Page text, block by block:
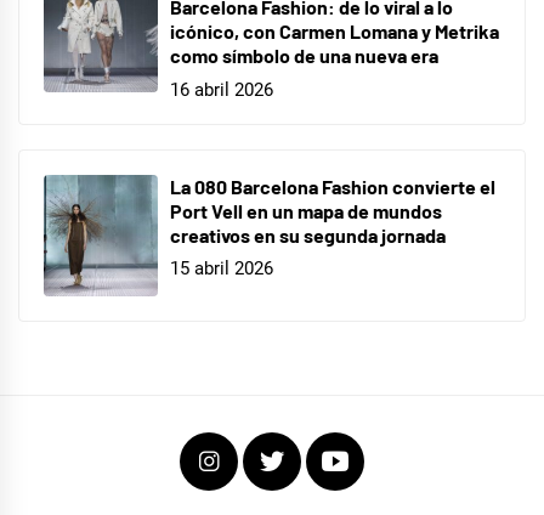
Barcelona Fashion: de lo viral a lo
icónico, con Carmen Lomana y Metrika
como símbolo de una nueva era
16 abril 2026
La 080 Barcelona Fashion convierte el
Port Vell en un mapa de mundos
creativos en su segunda jornada
15 abril 2026
InstagramTwitterYoutube